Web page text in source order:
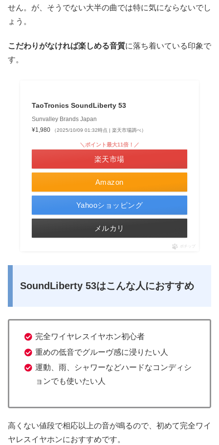
せん。が、そうでない大半の曲では特に気にならないでし
ょう。
こだわりがなければ楽しめる音質に落ち着いている印象で
す。
TaoTronics SoundLiberty 53
Sunvalley Brands Japan
¥1,980
（2025/10/09 01:32時点 | 楽天市場調べ）
Amazon
＼ポイント最大11倍！／
楽天市場
Yahooショッピング
メルカリ
ポチップ
SoundLiberty 53はこんな人におすすめ
完全ワイヤレスイヤホン初心者
重めの低音でグルーヴ感に浸りたい人
運動、雨、シャワーなどハードなコンディシ
ョンでも使いたい人
高くない値段で相応以上の音が鳴るので、初めて完全ワイ
ヤレスイヤホンにおすすめです。